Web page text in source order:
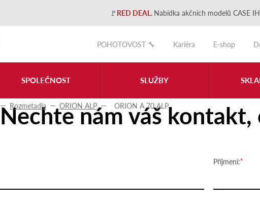
🚩RED DEAL. Nabídka akčních modelů CASE
POHOTOVOST 🔧
Kariéra E-shop
SPOLEČNOST SLUŽBY
Rozmetadla ORION ALP ORION A 70 ALP
Nechte nám váš kontakt,
Příjmení: